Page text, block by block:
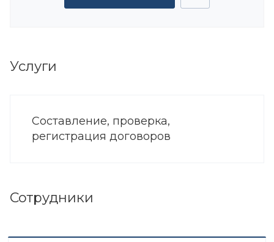
Услуги
Составление, проверка,
регистрация договоров
Сотрудники